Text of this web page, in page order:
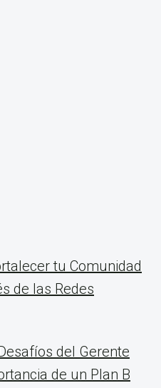
tu Comunidad
de las Redes
del Gerente
de un Plan B